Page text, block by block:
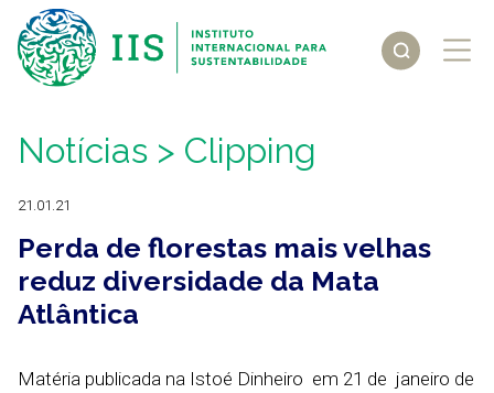
Notícias > Clipping
21.01.21
Perda de florestas mais velhas
reduz diversidade da Mata
Atlântica
Matéria publicada na Istoé Dinheiro em 21 de janeiro de